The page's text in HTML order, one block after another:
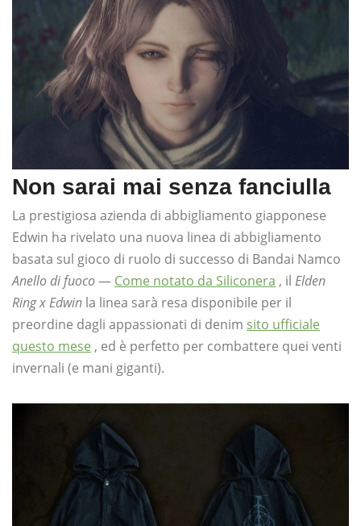
Non sarai mai senza fanciulla
La prestigiosa azienda di abbigliamento giapponese
Edwin ha rivelato una nuova linea di abbigliamento
basata sul gioco di ruolo di successo di Bandai Namco
Anello di fuoco— Come notato da Siliconera , il Elden
Ring x Edwin la linea sarà resa disponibile per il
preordine dagli appassionati di denim sito ufficiale
questo mese , ed è perfetto per combattere quei venti
invernali (e mani giganti).